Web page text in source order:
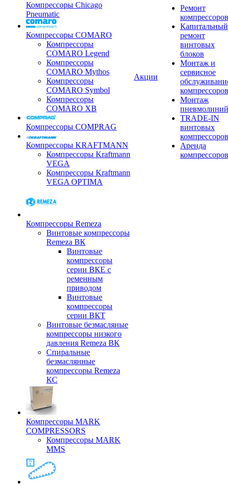
Компрессоры Chicago
Pneumatic
Компрессоры COMARO
Компрессоры
COMARO Legend
Компрессоры
COMARO Mythos
Компрессоры
COMARO Symbol
Компрессоры
COMARO XB
Компрессоры COMPRAG
Компрессоры KRAFTMANN
Компрессоры Kraftmann
VEGA
Компрессоры Kraftmann
VEGA OPTIMA
Компрессоры Remeza
Винтовые компрессоры
Remeza ВК
Винтовые
компрессоры
серии ВКЕ с
ременным
приводом
Винтовые
компрессоры
серии ВКТ
Винтовые безмасляные
компрессоры низкого
давления Remeza ВК
Спиральные
безмаслянные
компрессоры Remeza
КС
Компрессоры MARK
COMPRESSORS
Компрессоры MARK
MMS
Акции
Ремонт
компрессоров
Капитальный
ремонт
винтовых
блоков
Монтаж и
сервисное
компрессоров
Монтаж
пневмолиний
TRADE-IN
винтовых
компрессоров
Аренда
компрессоров